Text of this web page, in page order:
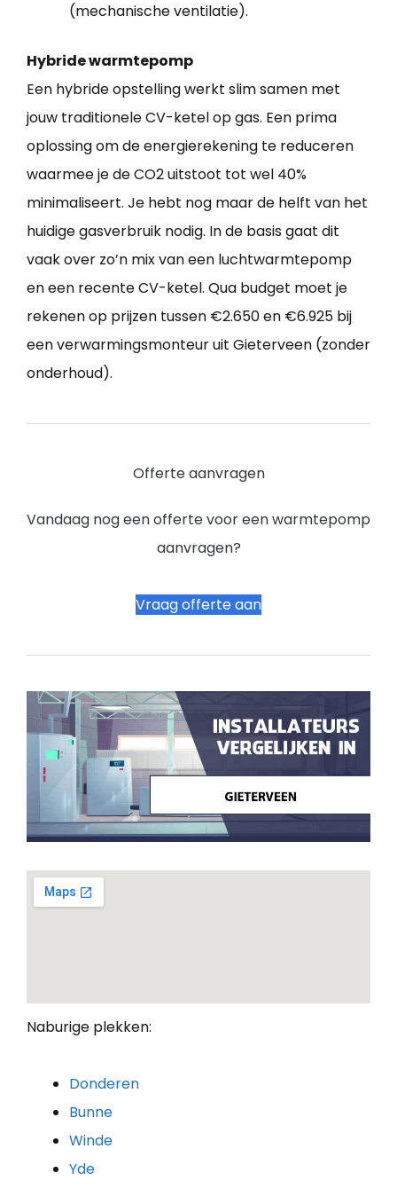
(mechanische ventilatie).
Hybride warmtepomp
Een hybride opstelling werkt slim samen met
jouw traditionele CV-ketel op gas. Een prima
oplossing om de energierekening te reduceren
waarmee je de CO2 uitstoot tot wel 40%
minimaliseert. Je hebt nog maar de helft van het
huidige gasverbruik nodig. In de basis gaat dit
vaak over zo’n mix van een luchtwarmtepomp
en een recente CV-ketel. Qua budget moet je
rekenen op prijzen tussen €2.650 en €6.925 bij
een verwarmingsmonteur uit Gieterveen (zonder
onderhoud).
Offerte aanvragen
Vandaag nog een offerte voor een warmtepomp
aanvragen?
Vraag offerte aan
Naburige plekken:
Donderen
Bunne
Winde
Yde